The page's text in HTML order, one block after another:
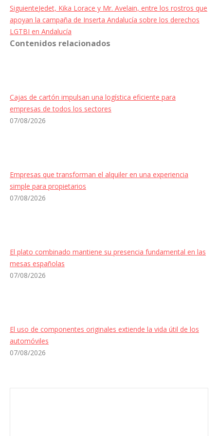
SiguienteEntrada
siguiente:
Jedet, Kika Lorace y Mr. Avelain, entre los rostros que
apoyan la campaña de Inserta Andalucía sobre los derechos
LGTBI en Andalucía
Contenidos relacionados
Cajas de cartón impulsan una logística eficiente para
empresas de todos los sectores
07/08/2026
Empresas que transforman el alquiler en una experiencia
simple para propietarios
07/08/2026
El plato combinado mantiene su presencia fundamental en las
mesas españolas
07/08/2026
El uso de componentes originales extiende la vida útil de los
automóviles
07/08/2026